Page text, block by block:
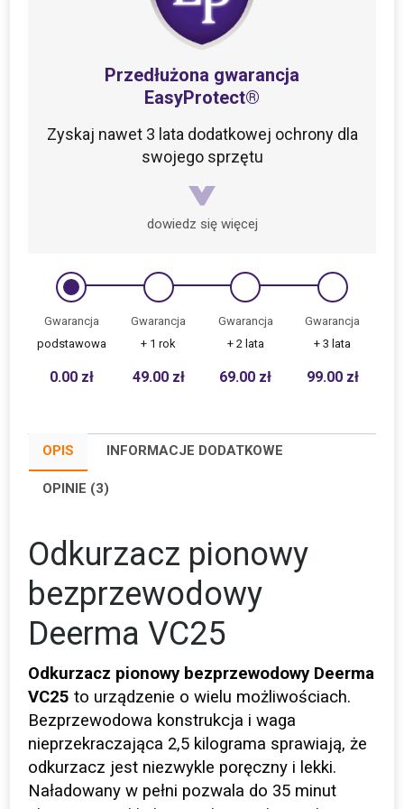
Przedłużona gwarancja
EasyProtect®
Zyskaj nawet 3 lata dodatkowej ochrony dla
swojego sprzętu
dowiedz się więcej
Gwarancja
podstawowa
0.00 zł
Gwarancja
+ 1 rok
49.00 zł
Gwarancja
+ 2 lata
69.00 zł
Gwarancja
+ 3 lata
99.00 zł
OPIS INFORMACJE DODATKOWE
OPINIE (3)
Odkurzacz pionowy
bezprzewodowy
Deerma VC25
Odkurzacz pionowy bezprzewodowy Deerma
VC25 to urządzenie o wielu możliwościach.
Bezprzewodowa konstrukcja i waga
nieprzekraczająca 2,5 kilograma sprawiają, że
odkurzacz jest niezwykle poręczny i lekki.
Naładowany w pełni pozwala do 35 minut